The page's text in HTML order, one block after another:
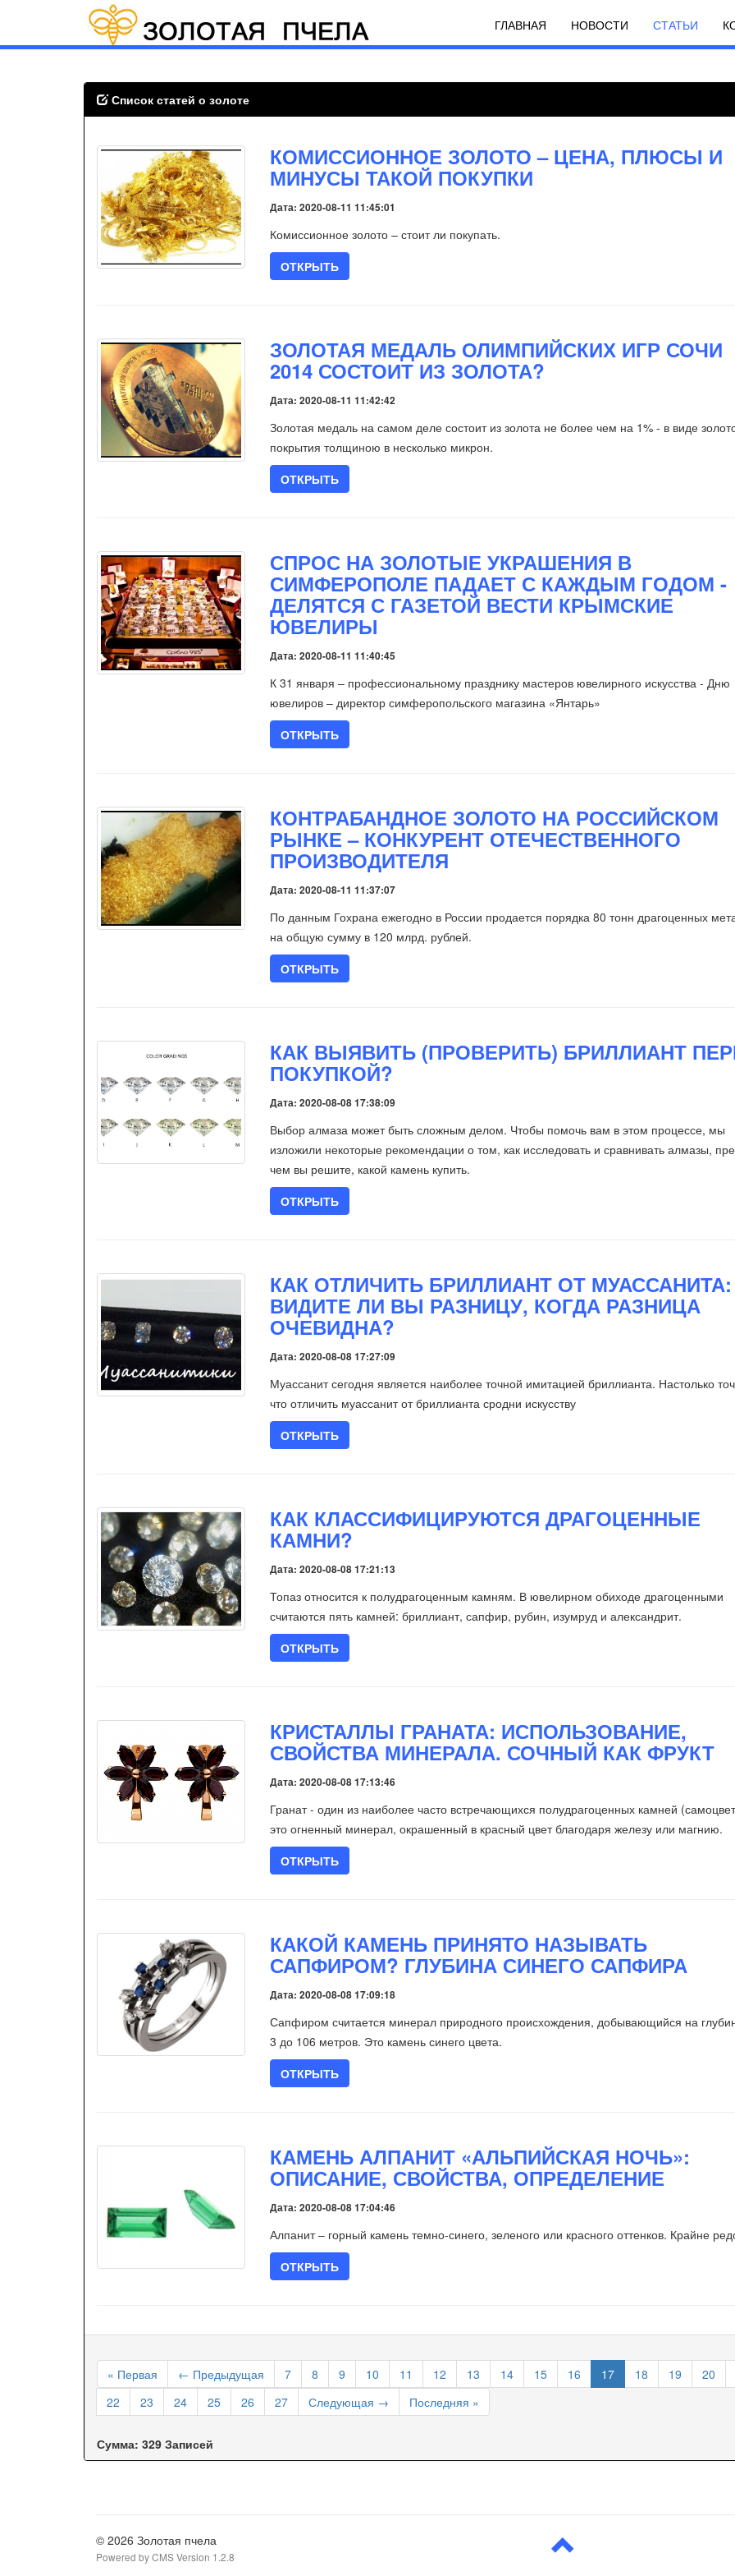
ГЛАВНАЯ НОВОСТИ СТАТЬИ
Список статей о золоте
КОМИССИОННОЕ ЗОЛОТО – ЦЕНА, ПЛЮСЫ И
МИНУСЫ ТАКОЙ ПОКУПКИ
Дата: 2020-08-11 11:45:01
Комиссионное золото – стоит ли покупать.
ОТКРЫТЬ
ЗОЛОТАЯ МЕДАЛЬ ОЛИМПИЙСКИХ ИГР СОЧИ
2014 СОСТОИТ ИЗ ЗОЛОТА?
Дата: 2020-08-11 11:42:42
Золотая медаль на самом деле состоит из золота не более чем на 1% - в виде
покрытия толщиною в несколько микрон.
ОТКРЫТЬ
СПРОС НА ЗОЛОТЫЕ УКРАШЕНИЯ В
СИМФЕРОПОЛЕ ПАДАЕТ С КАЖДЫМ ГОДОМ -
ДЕЛЯТСЯ С ГАЗЕТОЙ ВЕСТИ КРЫМСКИЕ
ЮВЕЛИРЫ
Дата: 2020-08-11 11:40:45
К 31 января – профессиональному празднику мастеров ювелирного искусства - Дню
ювелиров – директор симферопольского магазина «Янтарь»
ОТКРЫТЬ
КОНТРАБАНДНОЕ ЗОЛОТО НА РОССИЙСКОМ
РЫНКЕ – КОНКУРЕНТ ОТЕЧЕСТВЕННОГО
ПРОИЗВОДИТЕЛЯ
Дата: 2020-08-11 11:37:07
По данным Гохрана ежегодно в России продается порядка 80 тонн драгоценных
на общую сумму в 120 млрд. рублей.
ОТКРЫТЬ
КАК ВЫЯВИТЬ (ПРОВЕРИТЬ) БРИЛЛИАНТ
ПОКУПКОЙ?
Дата: 2020-08-08 17:38:09
Выбор алмаза может быть сложным делом. Чтобы помочь вам в этом процессе, мы
изложили некоторые рекомендации о том, как исследовать и сравнивать алмазы,
чем вы решите, какой камень купить.
ОТКРЫТЬ
КАК ОТЛИЧИТЬ БРИЛЛИАНТ ОТ МУАССАНИТА:
ВИДИТЕ ЛИ ВЫ РАЗНИЦУ, КОГДА РАЗНИЦА
ОЧЕВИДНА?
Дата: 2020-08-08 17:27:09
Муассанит сегодня является наиболее точной имитацией бриллианта. Настолько
что отличить муассанит от бриллианта сродни искусству
ОТКРЫТЬ
КАК КЛАССИФИЦИРУЮТСЯ ДРАГОЦЕННЫЕ
КАМНИ?
Дата: 2020-08-08 17:21:13
Топаз относится к полудрагоценным камням. В ювелирном обиходе драгоценными
считаются пять камней: бриллиант, сапфир, рубин, изумруд и александрит.
ОТКРЫТЬ
КРИСТАЛЛЫ ГРАНАТА: ИСПОЛЬЗОВАНИЕ,
СВОЙСТВА МИНЕРАЛА. СОЧНЫЙ КАК ФРУКТ
Дата: 2020-08-08 17:13:46
Гранат - один из наиболее часто встречающихся полудрагоценных камней
это огненный минерал, окрашенный в красный цвет благодаря железу или магнию.
ОТКРЫТЬ
КАКОЙ КАМЕНЬ ПРИНЯТО НАЗЫВАТЬ
САПФИРОМ? ГЛУБИНА СИНЕГО САПФИРА
Дата: 2020-08-08 17:09:18
Сапфиром считается минерал природного происхождения, добывающийся на
3 до 106 метров. Это камень синего цвета.
ОТКРЫТЬ
КАМЕНЬ АЛПАНИТ «АЛЬПИЙСКАЯ НОЧЬ»:
ОПИСАНИЕ, СВОЙСТВА, ОПРЕДЕЛЕНИЕ
Дата: 2020-08-08 17:04:46
Алпанит – горный камень темно-синего, зеленого или красного оттенков. Крайне
ОТКРЫТЬ
« Первая ← Предыдущая 7 8 9 10 11 12 13 14 15 16 17 18 19
20
22
23 24 25 26 27 Следующая → Последняя »
Сумма: 329 Записей
© 2026 Золотая пчела
Powered by CMS Version 1.2.8